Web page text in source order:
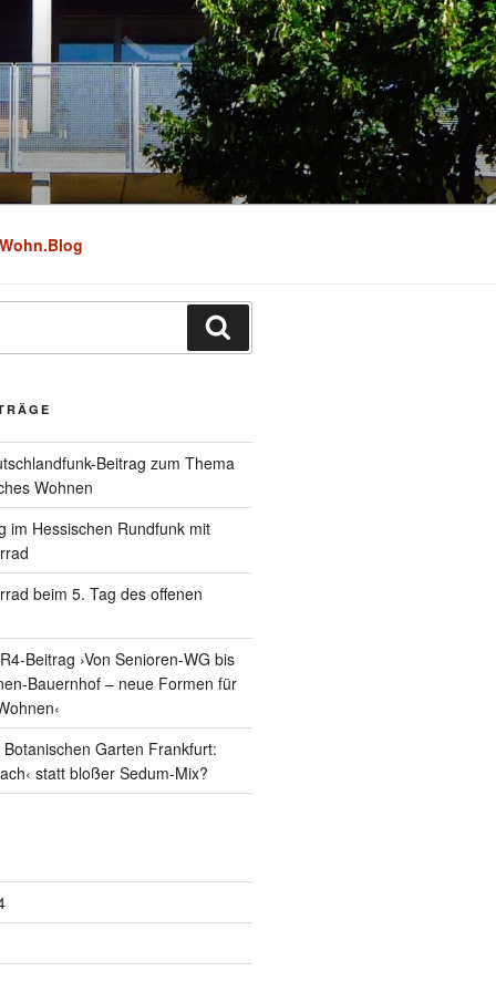
Wohn.Blog
Beitrag zum Thema
Wohnen
im Hessischen Rundfunk mit
beim 5. Tag des offenen
Beitrag ›Von Senioren-WG bis
Bauernhof – neue Formen für
Garten Frankfurt:
statt bloßer Sedum-Mix?